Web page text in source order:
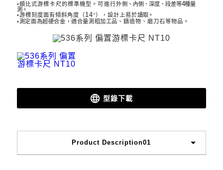
•類比式游標卡尺的標準機型。可進行外側、內側、深度、段差等4種量
測。
•游標刻度面有傾斜角度（14°），設計上易於讀取。
•測定面為超硬合金，適合量測粗加工品、 鑄造物、磨刀石等物品。
language 型錄下載
Product Description01